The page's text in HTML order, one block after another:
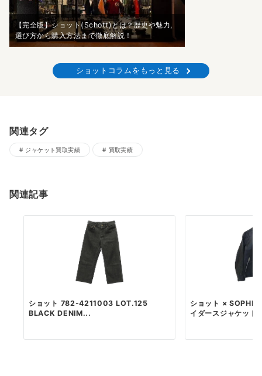
【完全版】ショット(Schott)とは？歴史や魅力,
選び方から購入方法まで徹底解説！
ショットコラムをもっと見る
関連タグ
ジャケット買取実績 買取実績
関連記事
ショット 782-4211003 LOT.125
BLACK DENIM...
ショット ×
イダースジャケット